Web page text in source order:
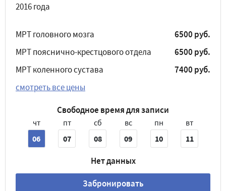
2016 года
МРТ головного мозга
6500 руб.
МРТ пояснично-крестцового отдела
6500 руб.
МРТ коленного сустава
7400 руб.
смотреть все цены
Свободное время для записи
чт
06
пт
07
сб
08
вс
09
пн
10
вт
11
Нет данных
Забронировать